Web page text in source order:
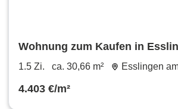
Wohnung zum Kaufen in
Neckar 135.000 € 30.66 m²
1.5 Zi. ca. 30,66 m² Esslingen
4.403 €/m²